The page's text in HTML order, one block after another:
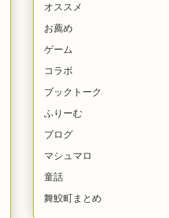
オススメ
お薦め
ゲーム
コラボ
ブックトーク
ふりーむ
ブログ
マシュマロ
童話
舞鮫町まとめ